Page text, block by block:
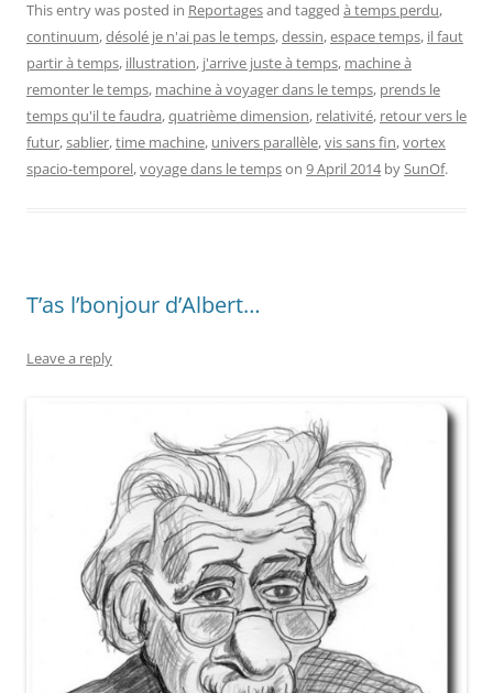
This entry was posted in Reportagesand tagged à temps perdu,
continuum,désolé je n'ai pas le temps,dessin,espace temps, il faut
partir à temps, illustration, j'arrive juste à temps, machine à
remonter le temps, machine à voyager dans le temps, prends le
temps qu'il te faudra,quatrième dimension, relativité, retour vers le
futur,sablier,time machine, univers parallèle,vis sans fin,vortex
spacio-temporel,voyage dans le tempson 9 April 2014bySunOf.
T’as l’bonjour d’Albert…
Leave a reply